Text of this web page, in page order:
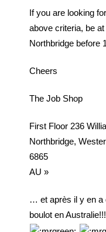
If you are looking
above criteria, be
Northbridge before
Cheers
The Job Shop
First Floor 236
Northbridge,
6865
AU »
… et après il y en a
boulot en